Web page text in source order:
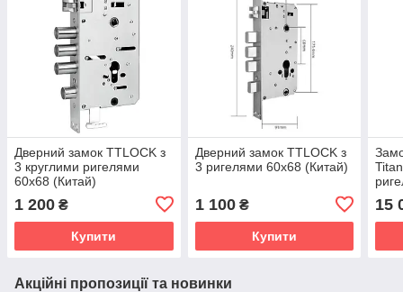
Дверний замок TTLOCK з
3 круглими ригелями
60х68 (Китай)
1 200 ₴
Купити
Дверний замок TTLOCK з
3 ригелями 60х68 (Китай)
1 100₴
Купити
15
Акційні пропозиції та новинки